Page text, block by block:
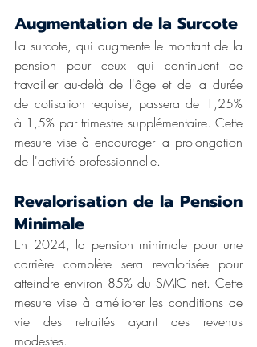
Augmentation de la Surcote
La surcote, qui augmente le montant de la
pension pour ceux qui continuent de
travailler au-delà de l'âge et de la durée
de cotisation requise, passera de 1,25%
à 1,5% par trimestre supplémentaire. Cette
mesure vise à encourager la prolongation
de l'activité professionnelle.
Revalorisation de la Pension
Minimale
En 2024, la pension minimale pour une
carrière complète sera revalorisée pour
atteindre environ 85% du SMIC net. Cette
mesure vise à améliorer les conditions de
vie des retraités ayant des revenus
modestes.